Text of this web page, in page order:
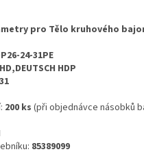
pro Tělo kruhového
24-31PE
HDP
31
200 ks (při objednávce násobků
85389099